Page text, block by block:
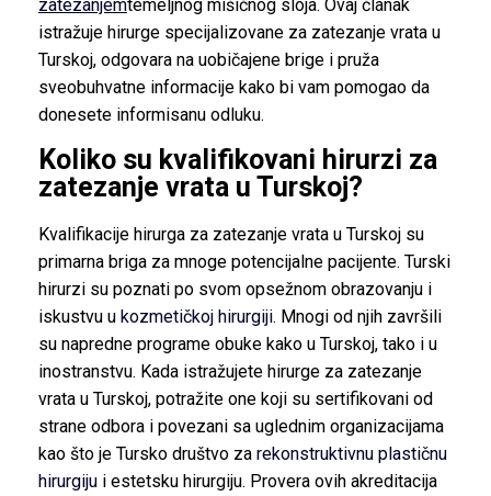
zatezanjemtemeljnog mišićnog sloja. Ovaj članak
istražuje hirurge specijalizovane za zatezanje vrata u
Turskoj, odgovara na uobičajene brige i pruža
sveobuhvatne informacije kako bi vam pomogao da
donesete informisanu odluku.
Koliko su kvalifikovani hirurzi za
zatezanje vrata u Turskoj?
Kvalifikacije hirurga za zatezanje vrata u Turskoj su
primarna briga za mnoge potencijalne pacijente. Turski
hirurzi su poznati po svom opsežnom obrazovanju i
iskustvu u kozmetičkoj hirurgiji. Mnogi od njih završili
su napredne programe obuke kako u Turskoj, tako i u
inostranstvu. Kada istražujete hirurge za zatezanje
vrata u Turskoj, potražite one koji su sertifikovani od
strane odbora i povezani sa uglednim organizacijama
kao što je Tursko društvo za rekonstruktivnu plastičnu
hirurgijui estetsku hirurgiju. Provera ovih akreditacija